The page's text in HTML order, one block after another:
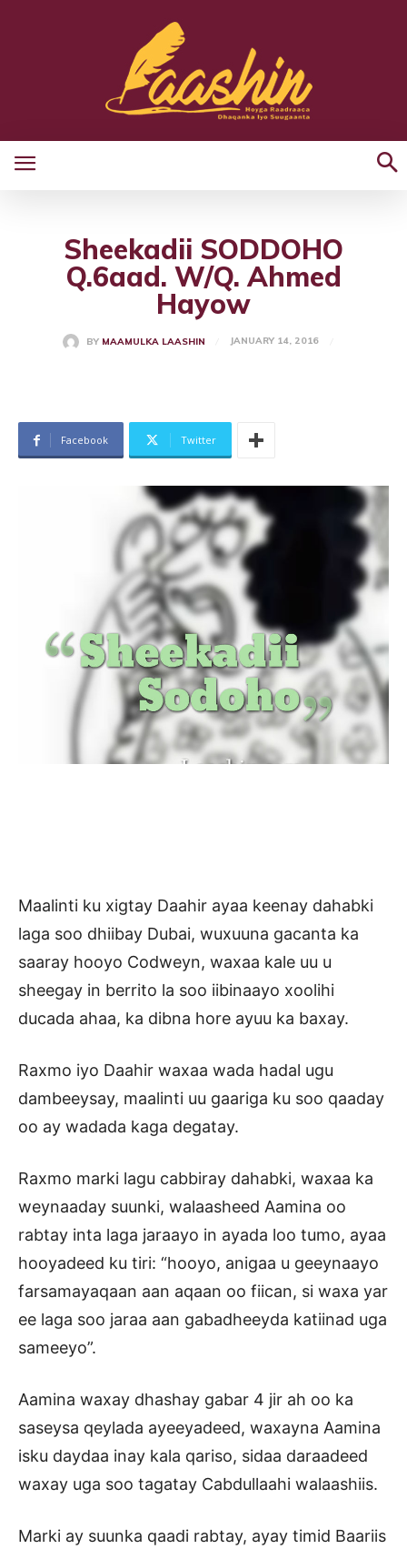
Sheekadii SODDOHO
Q.6aad. W/Q. Ahmed
Hayow
BY MAAMULKA LAASHIN JANUARY 14, 2016
Facebook Twitter
Maalinti ku xigtay Daahir ayaa keenay dahabki
laga soo dhiibay Dubai, wuxuuna gacanta ka
saaray hooyo Codweyn, waxaa kale uu u
sheegay in berrito la soo iibinaayo xoolihi
ducada ahaa, ka dibna hore ayuu ka baxay.
Raxmo iyo Daahir waxaa wada hadal ugu
dambeeysay, maalinti uu gaariga ku soo qaaday
oo ay wadada kaga degatay.
Raxmo marki lagu cabbiray dahabki, waxaa ka
weynaaday suunki, walaasheed Aamina oo
rabtay inta laga jaraayo in ayada loo tumo, ayaa
hooyadeed ku tiri: “hooyo, anigaa u geeynaayo
farsamayaqaan aan aqaan oo fiican, si waxa yar
ee laga soo jaraa aan gabadheeyda katiinad uga
sameeyo”.
Aamina waxay dhashay gabar 4 jir ah oo ka
saseysa qeylada ayeeyadeed, waxayna Aamina
isku daydaa inay kala qariso, sidaa daraadeed
waxay uga soo tagatay Cabdullaahi walaashiis.
Marki ay suunka qaadi rabtay, ayay timid Baariis